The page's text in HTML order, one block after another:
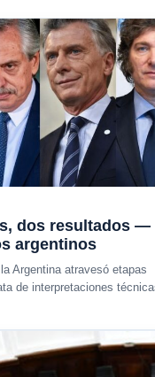
dos resultados —
argentinos
Argentina atravesó etapas
de interpretaciones